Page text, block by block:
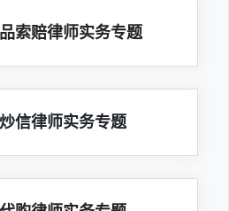
索赔律师实务专题
信律师实务专题